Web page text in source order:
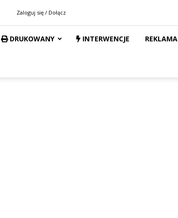
Zaloguj się / Dołącz
DRUKOWANY INTERWENCJE REKLAMA